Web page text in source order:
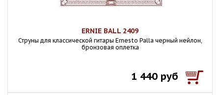
ERNIE BALL 2409
Струны для классической гитары Ernesto Palla черный нейлон,
бронзовая оплетка
1 440 руб